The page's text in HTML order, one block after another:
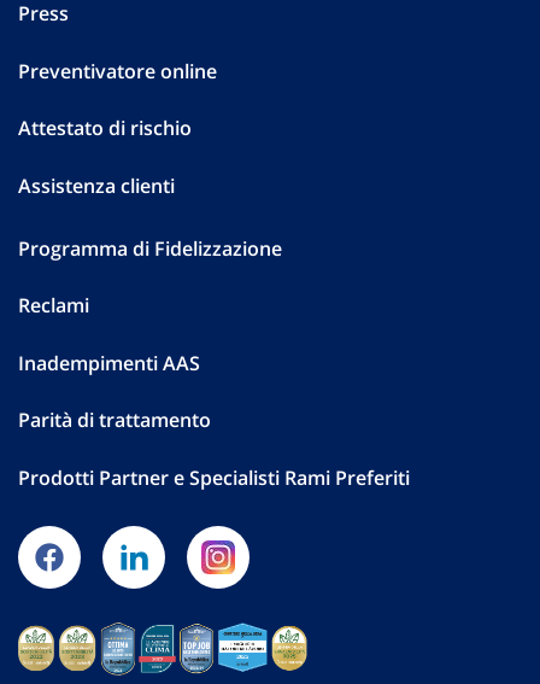
Press
Preventivatore online
Attestato di rischio
Assistenza clienti
Programma di Fidelizzazione
Reclami
Inadempimenti AAS
Parità di trattamento
Prodotti Partner e Specialisti Rami Preferiti